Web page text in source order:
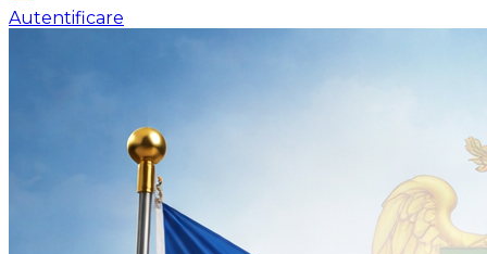
Autentificare